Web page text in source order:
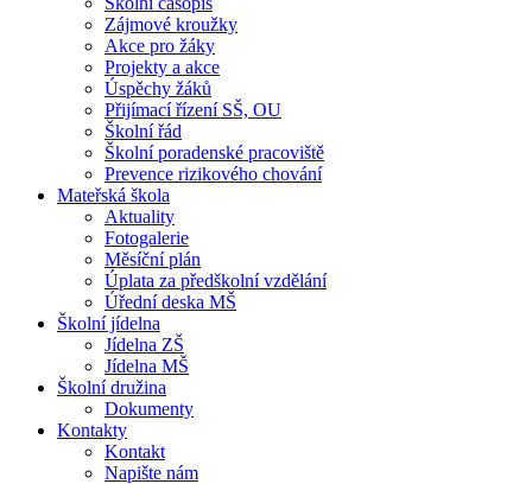
Zájmové kroužky
Akce pro žáky
Projekty a akce
Úspěchy žáků
Přijímací řízení SŠ, OU
Školní řád
Školní poradenské pracoviště
Prevence rizikového chování
Mateřská škola
Aktuality
Fotogalerie
Měsíční plán
Úplata za předškolní vzdělání
Úřední deska MŠ
Školní jídelna
Jídelna ZŠ
Jídelna MŠ
Školní družina
Dokumenty
Kontakty
Kontakt
Napište nám